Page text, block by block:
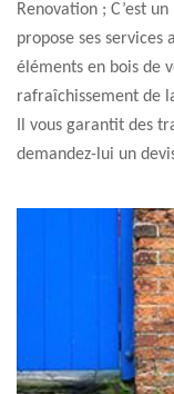
Renovation ; C’est
propose ses services
éléments en bois de
rafraîchissement de
Il vous garantit des
demandez-lui un